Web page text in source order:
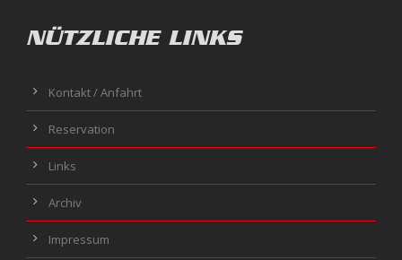
NÜTZLICHE LINKS
Kontakt / Anfahrt
Reservation
Links
Archiv
Impressum